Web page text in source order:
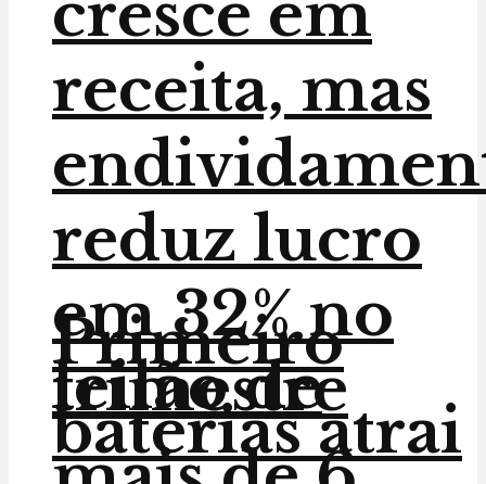
Primeiro
leilão de
baterias atrai
receita, mas
reduz lucro
em 32% no
trimestre